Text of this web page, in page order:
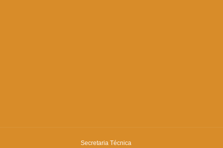
Secretaria Técnica